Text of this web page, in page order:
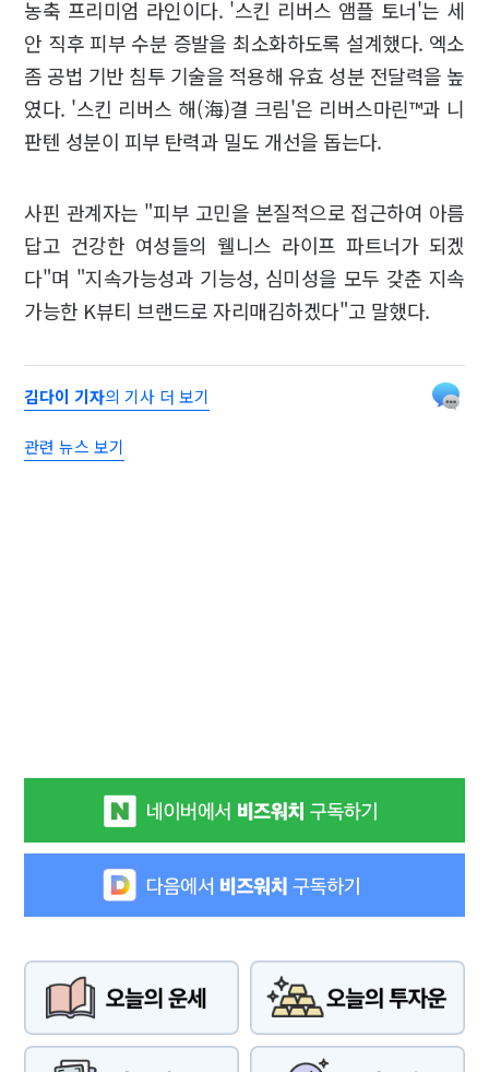
농축 프리미엄 라인이다. '스킨 리버스 앰플 토너'는 세
안 직후 피부 수분 증발을 최소화하도록 설계했다. 엑소
좀 공법 기반 침투 기술을 적용해 유효 성분 전달력을 높
였다. '스킨 리버스 해(海)결 크림'은 리버스마린™과 니
판텐 성분이 피부 탄력과 밀도 개선을 돕는다.
사핀 관계자는 "피부 고민을 본질적으로 접근하여 아름
답고 건강한 여성들의 웰니스 라이프 파트너가 되겠
다"며 "지속가능성과 기능성, 심미성을 모두 갖춘 지속
가능한 K뷰티 브랜드로 자리매김하겠다"고 말했다.
김다이 기자의 기사 더 보기
관련 뉴스 보기